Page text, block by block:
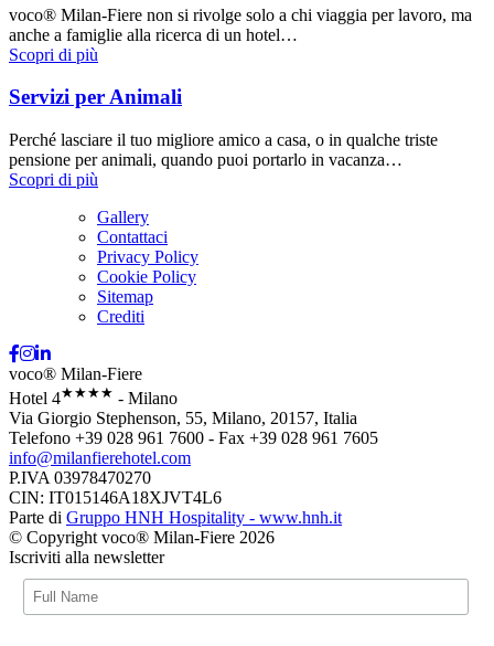
voco® Milan-Fiere non si rivolge solo a chi viaggia per lavoro, ma
anche a famiglie alla ricerca di un hotel…
Scopri di più
Servizi per Animali
Perché lasciare il tuo migliore amico a casa, o in qualche triste
pensione per animali, quando puoi portarlo in vacanza…
Scopri di più
Gallery
Contattaci
Privacy Policy
Cookie Policy
Sitemap
Crediti
voco® Milan-Fiere
Hotel 4★★★★ - Milano
Via Giorgio Stephenson, 55, Milano, 20157, Italia
Telefono +39 028 961 7600 - Fax +39 028 961 7605
info@milanfierehotel.com
P.IVA 03978470270
CIN: IT015146A18XJVT4L6
Parte di Gruppo HNH Hospitality - www.hnh.it
© Copyright voco® Milan-Fiere 2026
Iscriviti alla newsletter